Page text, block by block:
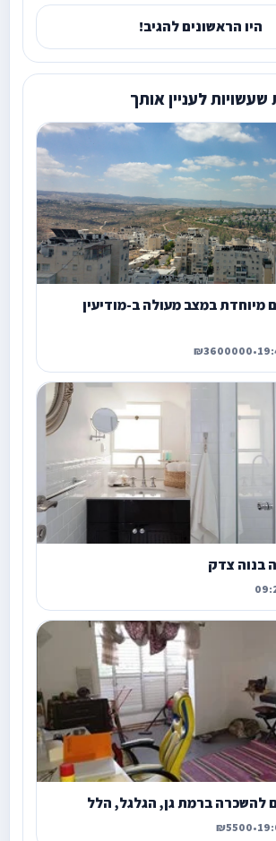
היו הראשונים להגיב!
לעניין אותך
חדרים מיוחדת במצב מעולה ב-מודיעין
•
₪3600000
בנוה צדק
•
₪5500